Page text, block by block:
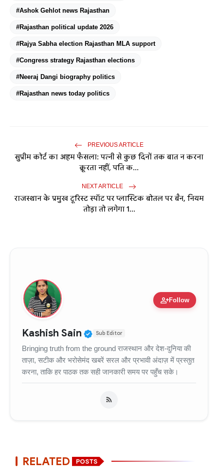
#Ashok Gehlot news Rajasthan
#Rajasthan political update 2026
#Rajya Sabha election Rajasthan MLA support
#Congress strategy Rajasthan elections
#Neeraj Dangi biography politics
#Rajasthan news today politics
PREVIOUS ARTICLE
सुप्रीम कोर्ट का अहम फैसला: पत्नी से कुछ दिनों तक बात न करना
क्रूरता नहीं, पति क...
NEXT ARTICLE
राजस्थान के प्रमुख टूरिस्ट स्पॉट पर प्लास्टिक बोतल पर बैन, नियम
तोड़ा तो लगेगा 1...
person_addFollow
Kashish Sain Verified Public Figure •
Sub Editor
Bringing truth from the ground राजस्थान और देश-दुनिया की
ताज़ा, सटीक और भरोसेमंद खबरें सरल और प्रभावी अंदाज़ में प्रस्तुत
करना, ताकि हर पाठक तक सही जानकारी समय पर पहुँच सके।
RELATED POSTS